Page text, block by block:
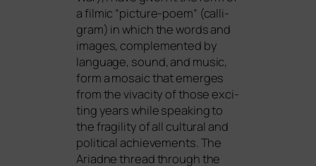
a fil­mic “pic­tu­re-poem” (cal­li­
gram) in which the words and
images, com­ple­men­ted by
lan­guage, sound, and music,
form a mosaic that emer­ges
from the viva­ci­ty of tho­se exci­
ting years while spea­king to
the fra­gi­li­ty of all cul­tu­ral and
poli­ti­cal achie­ve­ments. The
Ariadne thread through the